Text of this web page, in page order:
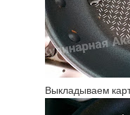
Выкладываем